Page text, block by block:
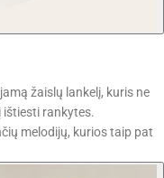
žaislų lankelį, kuris ne
rankytes.
melodijų, kurios taip pat